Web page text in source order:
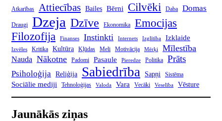
Atkarības Attiecības Bailes Bērni Cilvēki Daba Domas
Draugi Dzeja Dzīve Ekonomika Emocijas
Filozofija Finanses Instinkti Internets Izglītība Izklaide
Izvēles Kritika Kultūra Kļūdas Meli Motivācija Mērķi Mīlestība
Nauda Nākotne Padomi Pasaule Pieredze Politika Prāts
Psiholoģija Reliģija Sabiedrība Sapņi Sistēma
Sociālie mediji Tehnoloģijas Valoda Vara Vecāki Veselība Vēsture
Jaunākās ziņas